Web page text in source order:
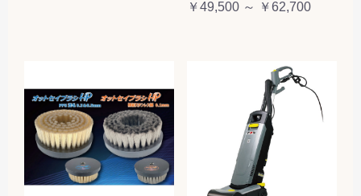
￥49,500 ～ ￥62,700